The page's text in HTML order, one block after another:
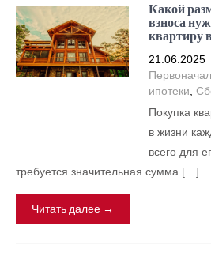
Какой
взноса
квартиру
21.06.2025
ипотеки
Покупка
в жизни
всего для
требуется значительная сумма […]
Читать далее →